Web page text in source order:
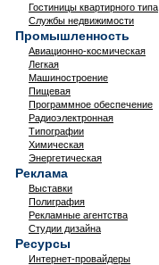
Гостиницы квартирного типа
Службы недвижимости
Промышленность
Авиационно-космическая
Легкая
Машиностроение
Пищевая
Программное обеспечение
Радиоэлектронная
Типографии
Химическая
Энергетическая
Реклама
Выставки
Полиграфия
Рекламные агентства
Студии дизайна
Ресурсы
Интернет-провайдеры